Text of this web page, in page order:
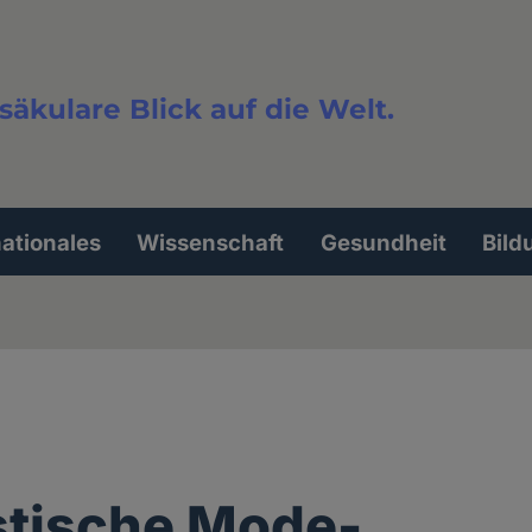
Blick auf die Welt.
Wissenschaft Gesundheit